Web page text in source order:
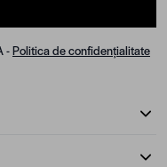
-Politica de confidențialitate